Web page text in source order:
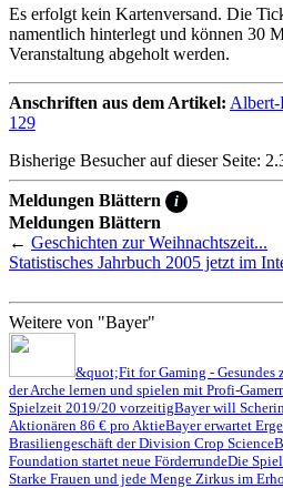
Es erfolgt kein Kartenversand. Die
namentlich hinterlegt und können 30
Veranstaltung abgeholt werden.
Anschriften aus dem Artikel: Albert-
129
Bisherige Besucher auf dieser Seite:
Meldungen Blättern i
Meldungen Blättern
← Geschichten zur Weihnachtszeit...
Statistisches Jahrbuch 2005 jetzt im
Weitere von "Bayer"
&quot;Fit for Gaming -
der Arche lernen und spielen mit Profi-
Spielzeit 2019/20 vorzeitigBayer will
Aktionären 86 € pro AktieBayer erwartet
Brasiliengeschäft der Division Crop Science
Foundation startet neue FörderrundeDie
Starke Frauen und jede Menge Zirkus im